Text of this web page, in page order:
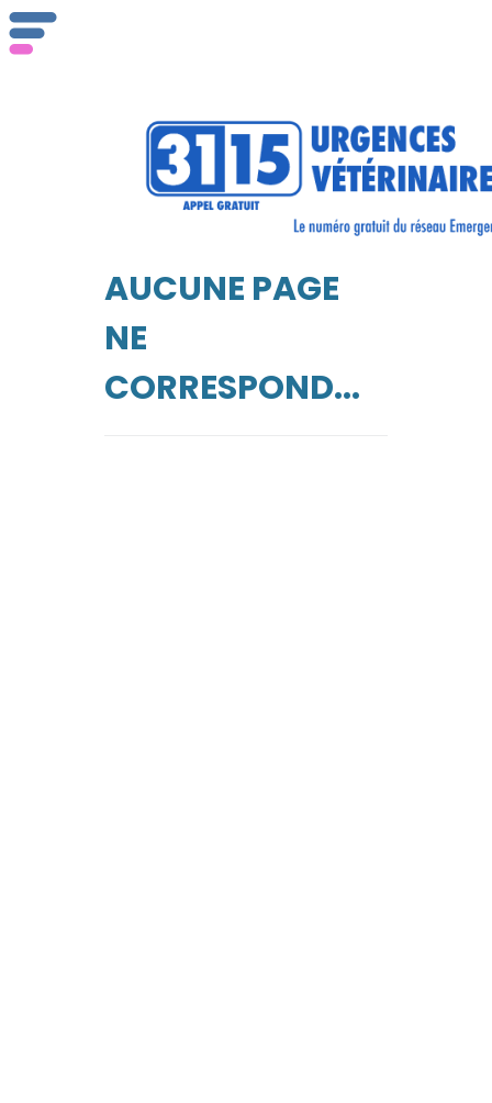
AUCUNE PAGE
NE
CORRESPOND...